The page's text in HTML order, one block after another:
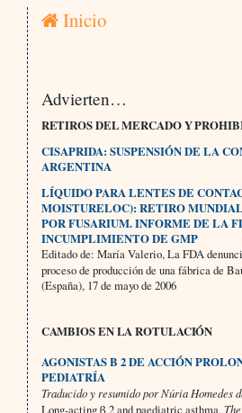
Inicio
Advierten…
RETIROS DEL MERCADO Y
CISAPRIDA: SUSPENSIÓN DE LA
ARGENTINA
LÍQUIDO PARA LENTES DE
MOISTURELOC): RETIRO
POR FUSARIUM. INFORME DE LA
INCUMPLIMIENTO DE GMP
Editado de: María Valerio, La FDA
proceso de producción de una fábrica de
(España), 17 de mayo de 2006
CAMBIOS EN LA ROTULACIÓN
AGONISTAS Β 2 DE ACCIÓN
PEDIATRÍA
Traducido y resumido por Núria Homedes
Long-acting β 2 and paediatric asthma,